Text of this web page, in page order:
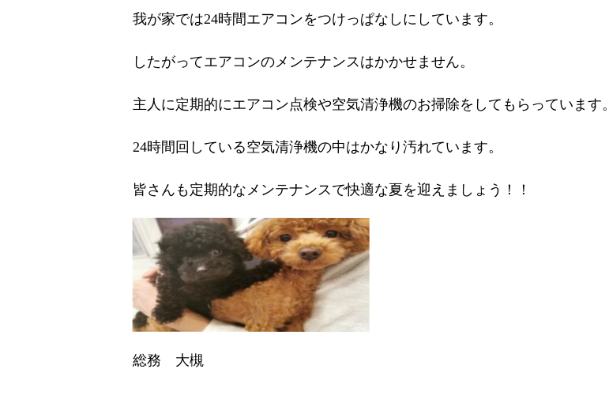
我が家では24時間エアコンをつけっぱなしにしています。
したがってエアコンのメンテナンスはかかせません。
主人に定期的にエアコン点検や空気清浄機のお掃除をしてもらっています。
24時間回している空気清浄機の中はかなり汚れています。
皆さんも定期的なメンテナンスで快適な夏を迎えましょう！！
総務 大槻